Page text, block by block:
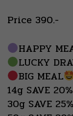
Price 390.-
HAPPY
LUCKY
BIG MEAL
14g SAVE 20%
30g SAVE 25%